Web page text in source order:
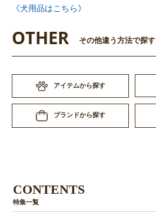
《犬用品はこちら》
OTHER その他違う方法で探す
アイテムから探す
ブランドから探す
CONTENTS
特集一覧